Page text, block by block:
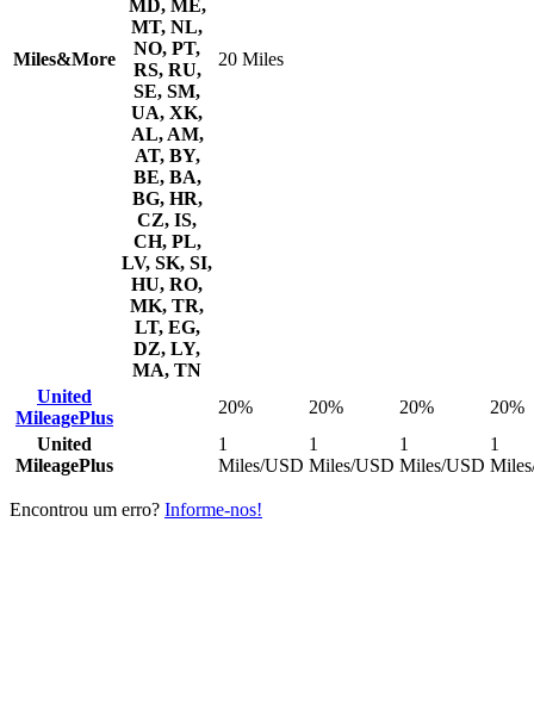
Miles&More
MD, ME,
MT, NL,
NO, PT,
RS, RU,
SE, SM,
UA, XK,
AL, AM,
AT, BY,
BE, BA,
BG, HR,
CZ, IS,
CH, PL,
LV, SK, SI,
HU, RO,
MK, TR,
LT, EG,
DZ, LY,
MA, TN
20 Miles
United
MileagePlus
20% 20% 20%
20%
United
MileagePlus
1
Miles/USD
1
Miles/USD
1
Miles/USD
1
Encontrou um erro? Informe-nos!